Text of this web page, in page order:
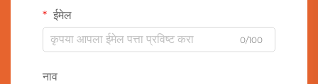
ईमेल
0/100
नाव